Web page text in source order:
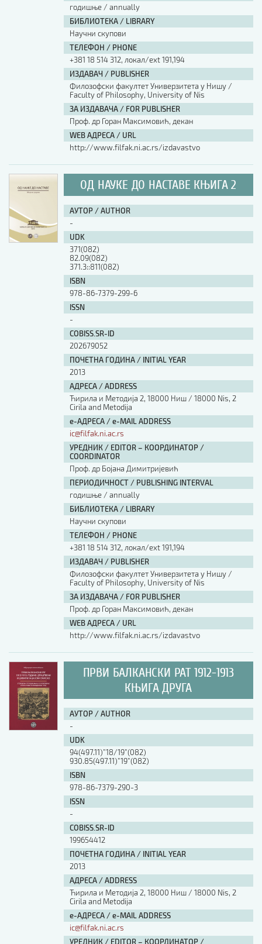
годишње / annually
БИБЛИОТЕКА / LIBRARY
Научни скупови
ТЕЛЕФОН / PHONE
+381 18 514 312, локал/ext 191,194
ИЗДАВАЧ / PUBLISHER
Филозофски факултет Универзитета у Нишу /
Faculty of Philosophy, University of Nis
ЗА ИЗДАВАЧА / FOR PUBLISHER
Проф. др Горан Максимовић, декан
WEB АДРЕСА / URL
http://www.filfak.ni.ac.rs/izdavastvo
ОД НАУКЕ ДО НАСТАВЕ КЊИГА 2
АУТОР / AUTHOR
-
UDK
371(082)
82.09(082)
371.3::811(082)
ISBN
978-86-7379-299-6
ISSN
-
COBISS.SR-ID
202679052
ПОЧЕТНА ГОДИНА / INITIAL YEAR
2013
АДРЕСА / ADDRESS
Ћирила и Методија 2, 18000 Ниш / 18000 Nis, 2
Cirila and Metodija
е-АДРЕСА / e-MAIL ADDRESS
ic@filfak.ni.ac.rs
УРЕДНИК / EDITOR – КООРДИНАТОР /
COORDINATOR
Проф. др Бојана Димитријевић
ПЕРИОДИЧНОСТ / PUBLISHING INTERVAL
годишње / annually
БИБЛИОТЕКА / LIBRARY
Научни скупови
ТЕЛЕФОН / PHONE
+381 18 514 312, локал/ext 191,194
ИЗДАВАЧ / PUBLISHER
Филозофски факултет Универзитета у Нишу /
Faculty of Philosophy, University of Nis
ЗА ИЗДАВАЧА / FOR PUBLISHER
Проф. др Горан Максимовић, декан
WEB АДРЕСА / URL
http://www.filfak.ni.ac.rs/izdavastvo
ПРВИ БАЛКАНСКИ РАТ 1912-1913
КЊИГА ДРУГА
АУТОР / AUTHOR
-
UDK
94(497.11)”18/19”(082)
930.85(497.11)”19”(082)
ISBN
978-86-7379-290-3
ISSN
-
COBISS.SR-ID
199654412
ПОЧЕТНА ГОДИНА / INITIAL YEAR
2013
АДРЕСА / ADDRESS
Ћирила и Методија 2, 18000 Ниш / 18000 Nis, 2
Cirila and Metodija
е-АДРЕСА / e-MAIL ADDRESS
ic@filfak.ni.ac.rs
УРЕДНИК / EDITOR – КООРДИНАТОР /